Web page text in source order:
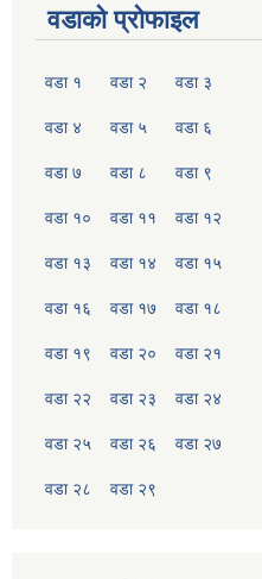
वडाको प्रोफाइल
वडा १ वडा २ वडा ३
वडा ४ वडा ५ वडा ६
वडा ७ वडा ८ वडा ९
वडा १० वडा ११ वडा १२
वडा १३ वडा १४ वडा १५
वडा १६ वडा १७ वडा १८
वडा १९ वडा २० वडा २१
वडा २२ वडा २३ वडा २४
वडा २५ वडा २६ वडा २७
वडा २८ वडा २९